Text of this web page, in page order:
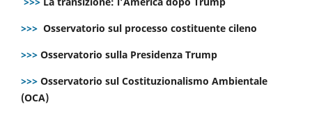
>>> Osservatorio sul processo costituente cileno
>>> Osservatorio sulla Presidenza Trump
>>> Osservatorio sul Costituzionalismo Ambientale
(OCA)